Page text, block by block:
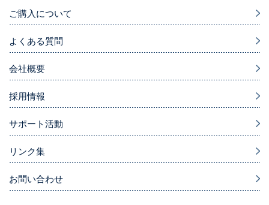
ご購入について
よくある質問
会社概要
採用情報
サポート活動
リンク集
お問い合わせ